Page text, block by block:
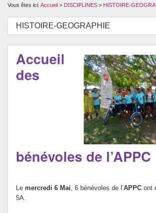
LE COLLEGE
LE CDI
DISCIPLINES
Vous êtes ici: Accueil > DISCIPLINES > HISTOIRE-
HISTOIRE-GEOGRAPHIE
Accueil
des
bénévoles de l’APPC
Le mercredi 6 Mai , 6 bénévoles de l’APPC ont
5A.